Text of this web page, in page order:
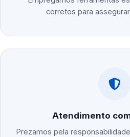
corretos para
Atendimento
Prezamos pela